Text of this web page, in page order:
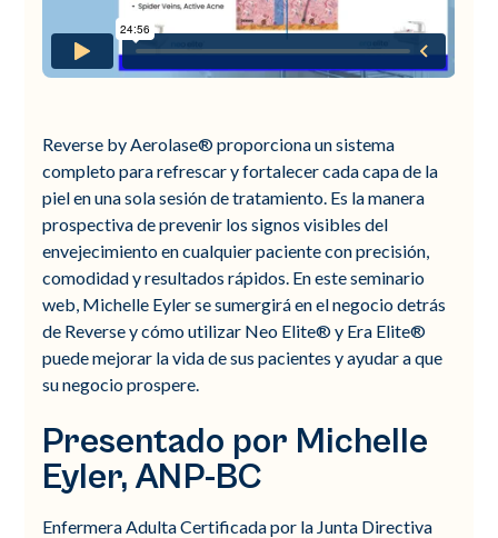
Reverse by Aerolase® proporciona un sistema
completo para refrescar y fortalecer cada capa de la
piel en una sola sesión de tratamiento. Es la manera
prospectiva de prevenir los signos visibles del
envejecimiento en cualquier paciente con precisión,
comodidad y resultados rápidos. En este seminario
web, Michelle Eyler se sumergirá en el negocio detrás
de Reverse y cómo utilizar Neo Elite® y Era Elite®
puede mejorar la vida de sus pacientes y ayudar a que
su negocio prospere.
Presentado por Michelle
Eyler, ANP-BC
Enfermera Adulta Certificada por la Junta Directiva